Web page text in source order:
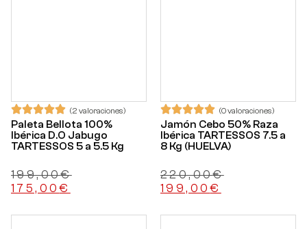
(2 valoraciones)
Paleta Bellota 100%
Ibérica D.O Jabugo
TARTESSOS 5 a 5.5 Kg
199,00€
175,00€
(0 valoraciones)
Jamón Cebo 50% Raza
Ibérica TARTESSOS 7.5 a
8 Kg (HUELVA)
220,00€
199,00€